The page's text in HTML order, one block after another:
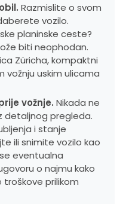
Razmislite o svom
vozilo.
planinske ceste?
biti neophodan.
Züricha, kompaktni
uskim ulicama
vožnje. Nikada ne
detaljnog pregleda.
i stanje
ili snimite vozilo kao
eventualna
o najmu kako
prilikom